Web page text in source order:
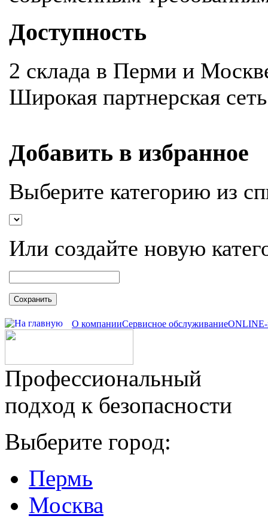
Доступность
2 склада в Перми и
Широкая партнерская
Добавить в избранное
Выберите категорию из
Или создайте новую
Сохранить
О компанииСервисное обслуживаниеONLINE-
Профессиональный
подход к безопасности
Выберите город:
Пермь
Москва